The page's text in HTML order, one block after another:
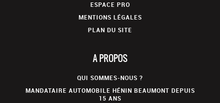
ESPACE PRO
MENTIONS LÉGALES
PLAN DU SITE
A PROPOS
QUI SOMMES-NOUS ?
MANDATAIRE AUTOMOBILE HÉNIN BEAUMONT DEPUIS
15 ANS